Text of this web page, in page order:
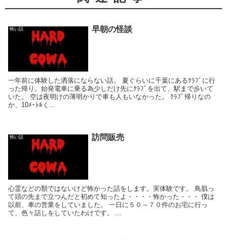
怖い話 早朝の怪談
一年前に体験した洒落にならない話。 夏ぐらいに千葉にあるｸﾗﾌﾞに行
った帰り。始発電車に乗る為少しだけ先にｸﾗﾌﾞを出て、駅まで歩いて
いた。 空は夜明けの薄明かりで車も人もいなかった。 ｸﾗﾌﾞ帰りなの
か、10ﾒｰﾄﾙく...
怖い話 訪問販売
心霊などの類ではないけど怖かった話をします。実体験です。 鳥肌っ
て頭の先まで立つんだと初めて知ったよ・・・・怖かった・・・ 僕は
以前、車の営業をしていました。 一日に５０～７０件のお宅に行っ
て、色々話しをしていたわけです。 ...